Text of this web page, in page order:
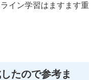
イン学習はますます重
たので参考ま